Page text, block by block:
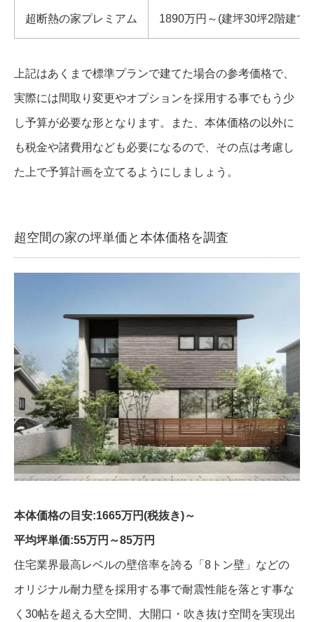
超断熱の家プレミアム 1890万円～(建坪30坪2階建て)
上記はあくまで標準プランで建てた場合の参考価格で、
実際には間取り変更やオプションを採用する事でもう少
し予算が必要な形となります。また、本体価格の以外に
も税金や諸費用なども必要になるので、その点は考慮し
た上で予算計画を立てるようにしましょう。
超空間の家の坪単価と本体価格を調査
本体価格の目安:1665万円(税抜き)～
平均坪単価:55万円～85万円
住宅業界最高レベルの壁倍率を誇る「8トン壁」などの
オリジナル耐力壁を採用する事で耐震性能を落とす事な
く30帖を超える大空間、大開口・吹き抜け空間を実現出